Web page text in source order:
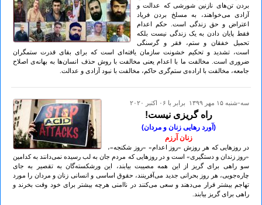
بردن تن‌های نازنین شورشی که عدالت و
آزادی می‌خواهند، به مسلخ بردن فریاد
اعتراض و حق زندگی است. حکم اعدام
فقط پایان دادن به یک زندگی نیست بلکه
تحمیل خفقان و ستم، فقر و گرسنگی
است، تشدید و تحکیم خشونت سازمان یافته‌ای است که برای بقای قدرت ستمگران
ضروری است. مخالفت ما با اعدام یعنی مخالفت با روش حذف انسان‌ها به بهانه‌ی اصلاح
جامعه، مخالفت با اراده‌ی ستم‌گری حاکم، مخالفت با نبود آزادی و عدالت.
سه-شنبه ۱۵ مهر ۱۳۹۹ برابر با ۰۶ اکتبر ۲۰۲۰
راه گریزی نیست!
(آورد رهایی زنان و مردان)
زنان آرزم
در روزهایی که هر روزش «روز اعدام» «روز شکنجه»،
«روز زندان و دستگیری» است و در روزهایی که مردم جان به لب رسیده نمی‌دانند به کدامین
سو راهی برای گریز از این همه مصیبت بیابند، این ورشکسته‌گان به تقصیر به جای
چاره‌جویی، هر روز بحرانی جدید می‌آفرینند، حقوق اساسی و انسانی زنان و مردان را مورد
تهاجم بیشتر قرار می‌دهند و سعی می‌کنند در ناامنی هرچه بیشتر برای خود وقت بخرند و
راهی برای گریز بیابند.